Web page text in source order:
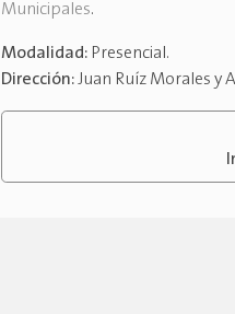
Municipales.
Modalidad: Presencial.
Dirección:Juan Ruíz Morales y